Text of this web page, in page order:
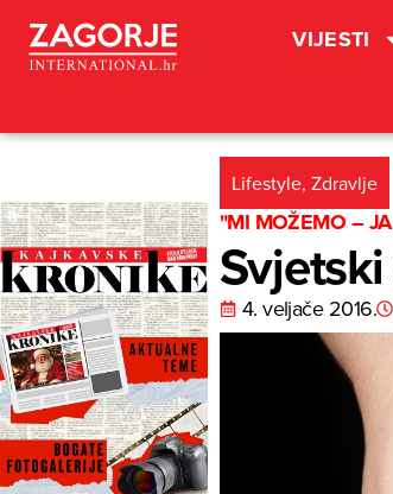
VIJESTI
Lifestyle, Zdravlje
"MI MOŽEMO –
4. veljače 2016.